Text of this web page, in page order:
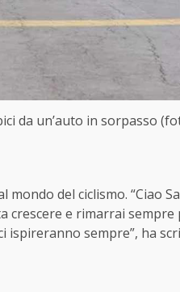
da un’auto in sorpasso
del ciclismo. “Ciao
crescere e rimarrai sempre
sempre”, ha